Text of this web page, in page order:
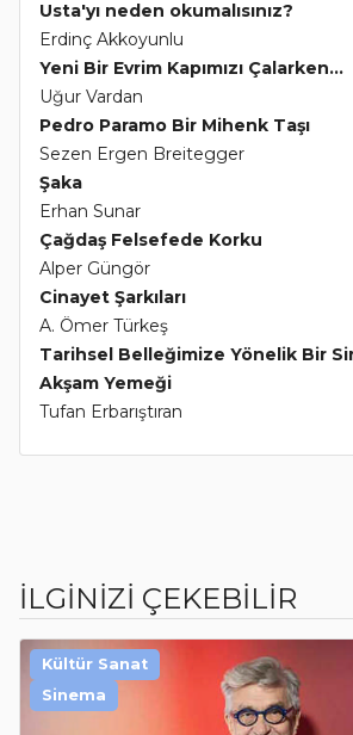
Usta'yı neden okumalısınız?
Erdinç Akkoyunlu
Yeni Bir Evrim Kapımızı Çalarken...
Uğur Vardan
Pedro Paramo Bir Mihenk Taşı
Sezen Ergen Breitegger
Şaka
Erhan Sunar
Çağdaş Felsefede Korku
Alper Güngör
Cinayet Şarkıları
A. Ömer Türkeş
Tarihsel Belleğimize Yönelik Bir
Akşam Yemeği
Tufan Erbarıştıran
İLGİNİZİ ÇEKEBİLİR
Kültür Sanat
Sinema